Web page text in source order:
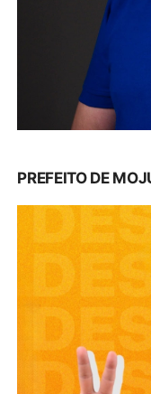
PREFEITO DE